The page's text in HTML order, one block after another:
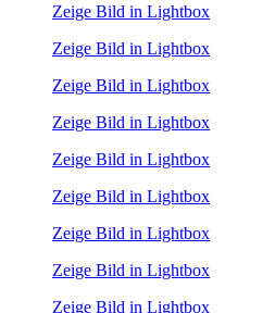
Zeige Bild in Lightbox
Zeige Bild in Lightbox
Zeige Bild in Lightbox
Zeige Bild in Lightbox
Zeige Bild in Lightbox
Zeige Bild in Lightbox
Zeige Bild in Lightbox
Zeige Bild in Lightbox
Zeige Bild in Lightbox